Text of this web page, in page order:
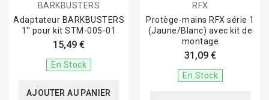
BARKBUSTERS
Adaptateur BARKBUSTERS
1'' pour kit STM-005-01
15,49 €
En Stock
AJOUTER AU PANIER
RFX
Protège-mains RFX série 1
(Jaune/Blanc) avec kit de
montage
31,09 €
En Stock